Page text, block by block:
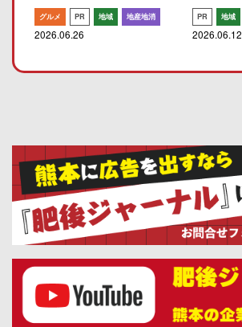
グルメ PR 地域 地産地消
2026.06.26
PR 地域
2026.06.12